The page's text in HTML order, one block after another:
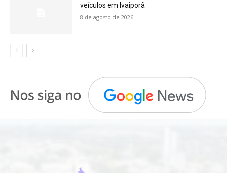
veículos em Ivaiporã
8 de agosto de 2026